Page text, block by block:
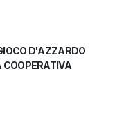
D'AZZARDO
COOPERATIVA